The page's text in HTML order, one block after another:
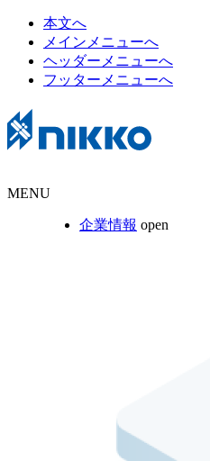
本文へ
メインメニューへ
ヘッダーメニューへ
フッターメニューへ
MENU
企業情報 open